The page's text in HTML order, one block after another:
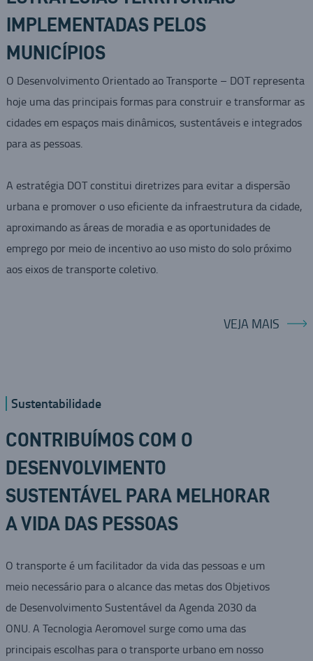
IMPLEMENTADAS PELOS
MUNICÍPIOS
O Desenvolvimento Orientado ao Transporte – DOT representa
hoje uma das principais formas para construir e transformar as
cidades em espaços mais dinâmicos, sustentáveis e integrados
para as pessoas.
A estratégia DOT constitui diretrizes para evitar a dispersão
urbana e promover o uso eficiente da infraestrutura da cidade,
aproximando as áreas de moradia e as oportunidades de
emprego por meio de incentivo ao uso misto do solo próximo
aos eixos de transporte coletivo.
VEJA MAIS
Sustentabilidade
CONTRIBUÍMOS COM O
DESENVOLVIMENTO
SUSTENTÁVEL PARA MELHORAR
A VIDA DAS PESSOAS
O transporte é um facilitador da vida das pessoas e um
meio necessário para o alcance das metas dos Objetivos
de Desenvolvimento Sustentável da Agenda 2030 da
ONU. A Tecnologia Aeromovel surge como uma das
principais escolhas para o transporte urbano em nosso